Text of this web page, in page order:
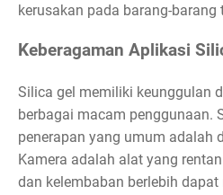
kerusakan pada barang-barang
Keberagaman Aplikasi
Silica gel memiliki keunggulan
berbagai macam penggunaan.
penerapan yang umum adalah
Kamera adalah alat yang
dan kelembaban berlebih